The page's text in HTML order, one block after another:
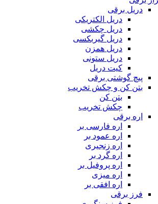
دریل برقی
دریل الکتریکی
دریل چکشی
دریل گیربکسی
دریل همزن
دریل ستونی
کیت دریل
پیچ گوشتی برقی
بتن کن و چکش تخریب
بتن کن
چکش تخریب
اره برقی
اره فارسی بر
اره عمود بر
اره زنجیری
اره گرد بر
اره پروفیل بر
اره میزی
اره افقی بر
فرز برقی